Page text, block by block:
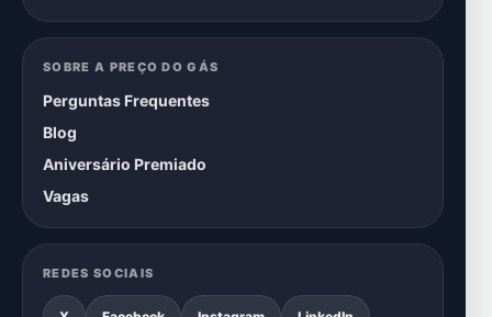
SOBRE A PREÇO DO GÁS
Perguntas Frequentes
Blog
Aniversário Premiado
Vagas
REDES SOCIAIS